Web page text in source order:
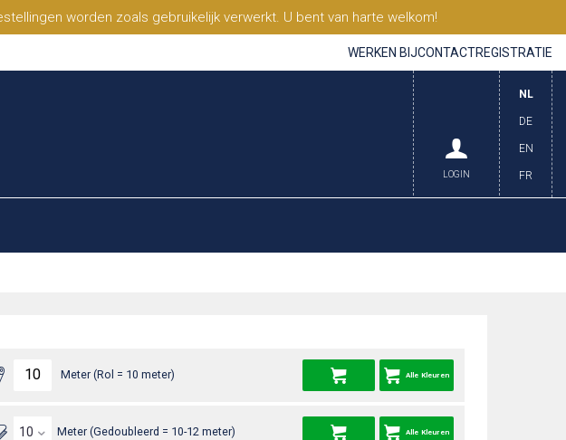
worden zoals gebruikelijk verwerkt. U bent van harte welkom!
WERKEN BIJCONTACTREGISTRATIE
NL
DE
EN
FR
LOGIN
Meter (Rol = 10 meter) Alle Kleuren
Meter (Gedoubleerd = 10-12 meter) Alle Kleuren